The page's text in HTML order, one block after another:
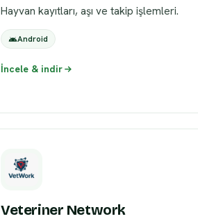
Hayvan kayıtları, aşı ve takip işlemleri.
Android
İncele & indir
Veteriner Network